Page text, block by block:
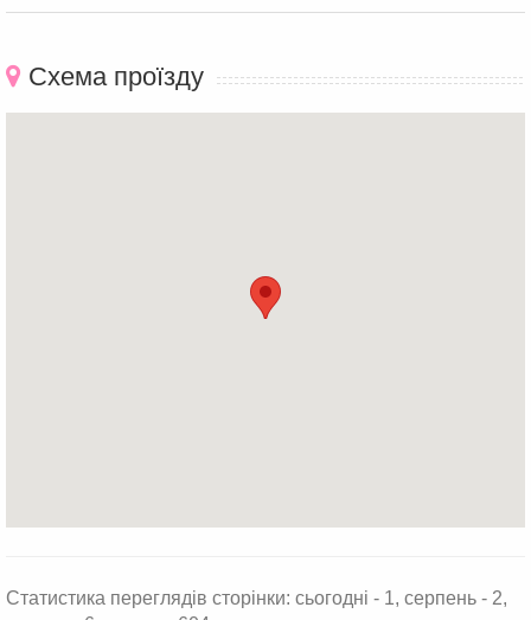
Схема проїзду
Статистика переглядів сторінки: сьогодні - 1, серпень - 2,